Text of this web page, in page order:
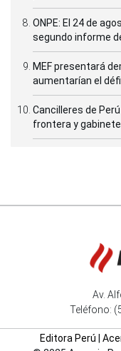
ONPE: El 24 de
segundo informe
MEF presentará
aumentarían el
Cancilleres de
frontera y
Av.
Teléfono:
Editora Perú